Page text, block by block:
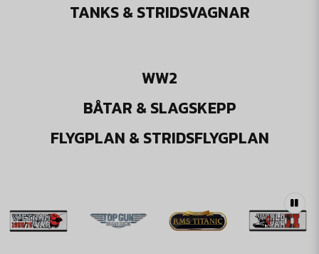
TANKS & STRIDSVAGNAR
WW2
BÅTAR & SLAGSKEPP
FLYGPLAN & STRIDSFLYGPLAN